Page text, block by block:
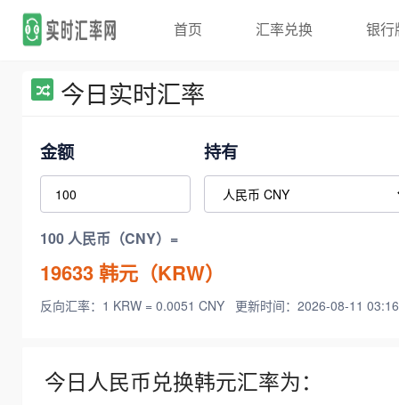
首页 汇率兑换 银行
今日实时汇率
金额 持有
100 人民币（CNY）=
19633韩元（KRW）
反向汇率：1 KRW = 0.0051 CNY 更新时间：2026-08-11
今日人民币兑换韩元汇率为：